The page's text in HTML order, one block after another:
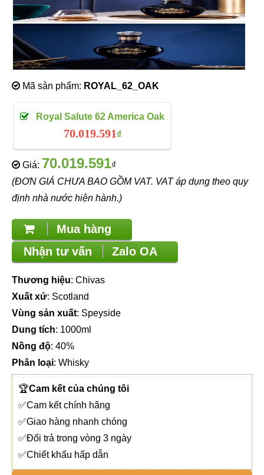
Mã sản phẩm: ROYAL_62_OAK
Royal Salute 62 America Oak
70.019.591 ₫
Giá: 70.019.591₫
(ĐƠN GIÁ CHƯA BAO GỒM VAT. VAT áp dụng theo quy
định nhà nước hiện hành.)
Mua hàng
Nhận tư vấn
Zalo OA
Thương hiệu: Chivas
Xuất xứ: Scotland
Vùng sản xuất: Speyside
Dung tích: 1000ml
Nồng độ: 40%
Phân loại: Whisky
🏆Cam kết của chúng tôi
✅Cam kết chính hãng
✅Giao hàng nhanh chóng
✅Đổi trả trong vòng 3 ngày
✅Chiết khấu hấp dẫn